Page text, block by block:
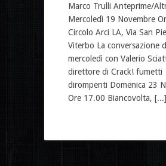
Marco Trulli Anteprime/
Mercoledì 19 Novembre
Circolo Arci LA, Via San
Viterbo La conversazione
mercoledì con Valerio
direttore di Crack! fumetti
dirompenti Domenica 23
Ore 17.00 Biancovolta, [...]